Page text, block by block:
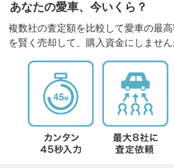
あなたの愛車、今いくら？
複数社の査定額を比較して愛車の最
を賢く売却して、購入資金にしません